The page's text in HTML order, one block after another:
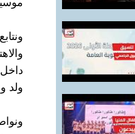
ولد